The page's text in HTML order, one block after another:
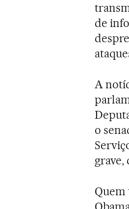
de
A
o
grave,
Quem